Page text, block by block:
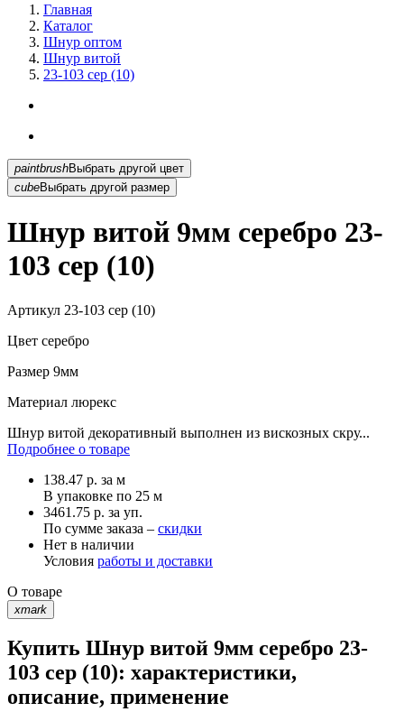
Главная
Каталог
Шнур оптом
Шнур витой
23-103 сер (10)
paintbrush
Выбрать другой цвет
cubeВыбрать другой размер
Шнур витой 9мм серебро 23-
103 сер (10)
Артикул 23-103 сер (10)
Цвет серебро
Размер 9мм
Материал люрекс
Шнур витой декоративный выполнен из вискозных скру...
Подробнее о товаре
138.47 р. за м
В упаковке по 25 м
3461.75 р. за уп.
По сумме заказа – скидки
Нет в наличии
Условия работы и доставки
О товаре
xmark
Купить Шнур витой 9мм серебро 23-
103 сер (10): характеристики,
описание, применение